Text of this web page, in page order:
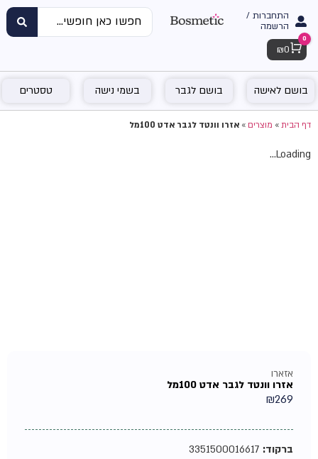
התחברות /
הרשמה
Cart
0
₪ 0
בושם לאישה בושם לגבר בשמי נישה טסטרים
דף הבית»מוצרים»אזרו וונטד לגבר אדט 100מל
Loading...
אזארו
אזרו וונטד לגבר אדט 100מל
₪269
ברקוד:3351500016617